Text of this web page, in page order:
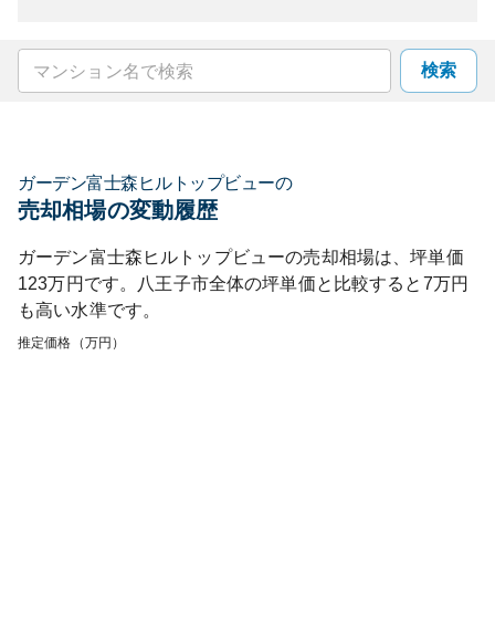
検索
ガーデン富士森ヒルトップビューの
売却相場の変動履歴
ガーデン富士森ヒルトップビューの売却相場は、坪単価
123万円です。 八王子市全体の坪単価と比較すると 7万円
も高い水準です。
推定価格（万円）